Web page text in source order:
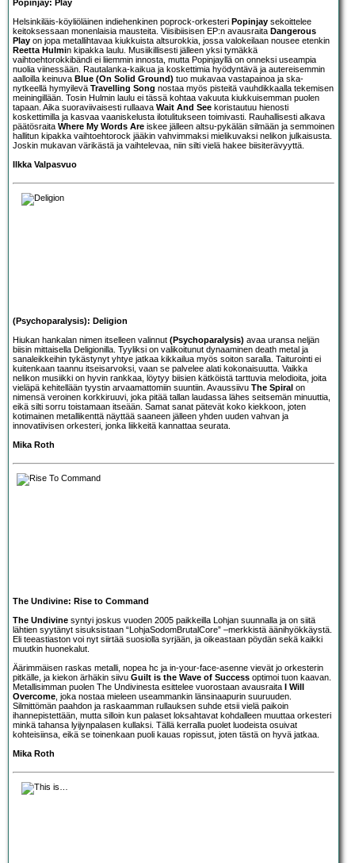
Popinjay: Play
Helsinkiläis-köyliöläinen indiehenkinen poprock-orkesteri Popinjay sekoittelee
keitoksessaan monenlaisia mausteita. Viisibiisisen EP:n avausraita Dangerous
Play on jopa metallihtavaa kiukkuista altsurokkia, jossa valokeilaan nousee etenkin
Reetta Hulmin kipakka laulu. Musiikillisesti jälleen yksi tymäkkä
vaihtoehtorokkibändi ei liiemmin innosta, mutta Popinjayllä on onneksi useampia
nuolia viinessään. Rautalanka-kaikua ja koskettimia hyödyntävä ja autereisemmin
aalloilla keinuva Blue (On Solid Ground) tuo mukavaa vastapainoa ja ska-
nytkeellä hymyilevä Travelling Song nostaa myös pisteitä vauhdikkaalla tekemisen
meiningillään. Tosin Hulmin laulu ei tässä kohtaa vakuuta kiukkuisemman puolen
tapaan. Aika suoraviivaisesti rullaava Wait And See koristautuu hienosti
koskettimilla ja kasvaa vaaniskelusta ilotulitukseen toimivasti. Rauhallisesti alkava
päätösraita Where My Words Are iskee jälleen altsu-pykälän silmään ja semmoinen
hallitun kipakka vaihtoehtorock jääkin vahvimmaksi mielikuvaksi nelikon julkaisusta.
Joskin mukavan värikästä ja vaihtelevaa, niin silti vielä hakee biisiterävyyttä.
Ilkka Valpasvuo
(Psychoparalysis): Deligion
Hiukan hankalan nimen itselleen valinnut (Psychoparalysis) avaa uransa neljän
biisin mittaisella Deligionilla. Tyyliksi on valikoitunut dynaaminen death metal ja
sanaleikkeihin tykästynyt yhtye jatkaa kikkailua myös soiton saralla. Taiturointi ei
kuitenkaan taannu itseisarvoksi, vaan se palvelee alati kokonaisuutta. Vaikka
nelikon musiikki on hyvin rankkaa, löytyy biisien kätköistä tarttuvia melodioita, joita
vieläpä kehitellään tyystin arvaamattomiin suuntiin. Avaussiivu The Spiral on
nimensä veroinen korkkiruuvi, joka pitää tallan laudassa lähes seitsemän minuuttia,
eikä silti sorru toistamaan itseään. Samat sanat pätevät koko kiekkoon, joten
kotimainen metallikenttä näyttää saaneen jälleen yhden uuden vahvan ja
innovatiivisen orkesteri, jonka liikkeitä kannattaa seurata.
Mika Roth
The Undivine: Rise to Command
The Undivine syntyi joskus vuoden 2005 paikkeilla Lohjan suunnalla ja on siitä
lähtien syytänyt sisuksistaan “LohjaSodomBrutalCore” –merkkistä äänihyökkäystä.
Eli teeastiaston voi nyt siirtää suosiolla syrjään, ja oikeastaan pöydän sekä kaikki
muutkin huonekalut.
Äärimmäisen raskas metalli, nopea hc ja in-your-face-asenne vievät jo orkesterin
pitkälle, ja kiekon ärhäkin siivu Guilt is the Wave of Success optimoi tuon kaavan.
Metallisimman puolen The Undivinesta esittelee vuorostaan avausraita I Will
Overcome , joka nostaa mieleen useammankin länsinaapurin suuruuden.
Silmittömän paahdon ja raskaamman rullauksen suhde etsii vielä paikoin
ihannepistettään, mutta silloin kun palaset loksahtavat kohdalleen muuttaa orkesteri
minkä tahansa lyijynpalasen kullaksi. Tällä kerralla puolet luodeista osuivat
kohteisiinsa, eikä se toinenkaan puoli kauas ropissut, joten tästä on hyvä jatkaa.
Mika Roth